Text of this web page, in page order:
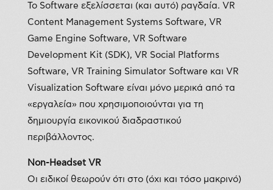
Το Software εξελίσσεται (και αυτό) ραγδαία. VR
Content Management Systems Software, VR
Game Engine Software, VR Software
Development Kit (SDK), VR Social Platforms
Software, VR Training Simulator Software και VR
Visualization Software είναι μόνο μερικά από τα
«εργαλεία» που χρησιμοποιούνται για τη
δημιουργία εικονικού διαδραστικού
περιβάλλοντος.
Non-Headset VR
Οι ειδικοί θεωρούν ότι στο (όχι και τόσο μακρινό)